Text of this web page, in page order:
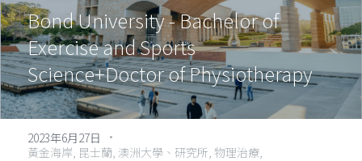
我們的服務
FAQ
澳洲
紐西蘭
美國
歐洲
👍🏻 推薦方案
精選課程
主題遊學方案
線上說明會
英語學習輔導
英語家教
搜索
Bond University - Bachelor of
Exercise and Sports
Science+Doctor of Physiotherapy
2023年6月27日 ·
黃金海岸, 昆士蘭, 澳洲大學、研究所, 物理治療,